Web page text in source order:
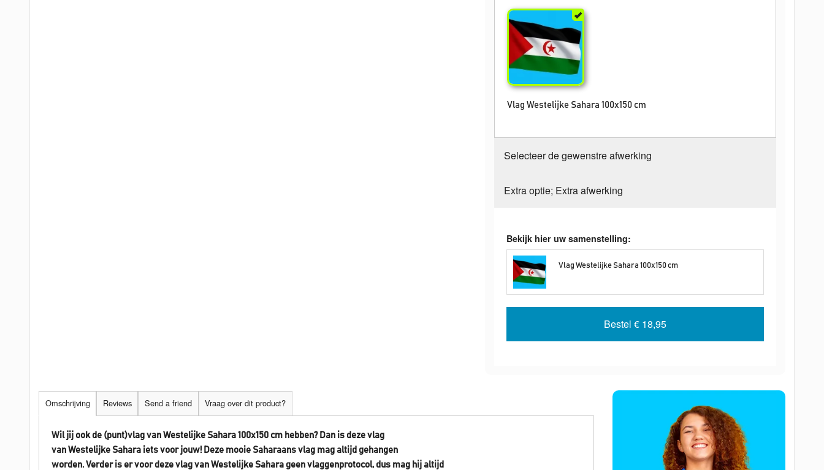
Vlag Westelijke Sahara 100x150 cm
Selecteer de gewenstre afwerking
Extra optie; Extra afwerking
Bekijk hier uw samenstelling:
Vlag Westelijke Sahara 100x150 cm
Bestel € 18,95
Omschrijving Reviews Send a friend Vraag over dit product?
Wil jij ook de (punt)vlag van Westelijke Sahara 100x150 cm hebben? Dan is deze vlag
van Westelijke Sahara iets voor jouw! Deze mooie Saharaans vlag mag altijd gehangen
worden. Verder is er voor deze vlag van Westelijke Sahara geen vlaggenprotocol, dus mag hij altijd